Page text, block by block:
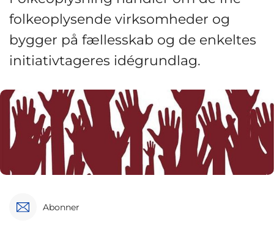
folkeoplysende virksomheder og
bygger på fællesskab og de enkeltes
initiativtageres idégrundlag.
Abonner